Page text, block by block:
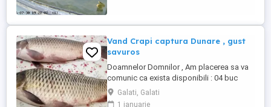
Vand Crapi captura Dunare , gust
savuros
Doamnelor Domnilor , Am placerea sa va
comunic ca exista disponibili : 04 buc
Crap fara icre , capturi Dunare , rare si in
cantitati foarte reduse, Pret : 39 lei kg ,
Galati, Galati
1 ianuarie